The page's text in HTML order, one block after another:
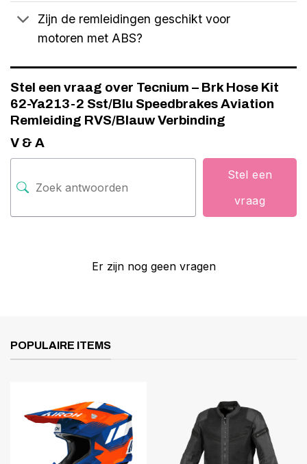
Zijn de remleidingen geschikt voor
motoren met ABS?
Stel een vraag over Tecnium – Brk Hose Kit
62-Ya213-2 Sst/Blu Speedbrakes Aviation
Remleiding RVS/Blauw Verbinding
V & A
Stel een
vraag
Er zijn nog geen vragen
POPULAIRE ITEMS